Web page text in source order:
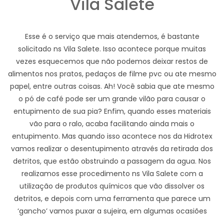
Esse é o serviço que mais atendemos, é bastante
solicitado ns Vila Salete. Isso acontece porque muitas
vezes esquecemos que não podemos deixar restos de
alimentos nos pratos, pedaços de filme pvc ou ate mesmo
papel, entre outras coisas. Ah! Você sabia que ate mesmo
o pó de café pode ser um grande vilão para causar o
entupimento de sua pia? Enfim, quando esses materiais
vão para o ralo, acaba facilitando ainda mais o
entupimento. Mas quando isso acontece nos da Hidrotex
vamos realizar o desentupimento através da retirada dos
detritos, que estão obstruindo a passagem da agua. Nos
realizamos esse procedimento ns Vila Salete com a
utilização de produtos químicos que vão dissolver os
detritos, e depois com uma ferramenta que parece um
‘gancho’ vamos puxar a sujeira, em algumas ocasiões